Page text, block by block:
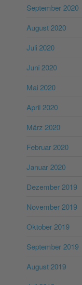
September 2020
August 2020
Juli 2020
Juni 2020
Mai 2020
April 2020
März 2020
Februar 2020
Januar 2020
Dezember 2019
November 2019
Oktober 2019
September 2019
August 2019